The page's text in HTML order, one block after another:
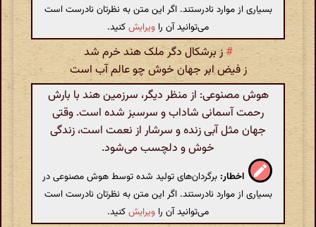
بسیاری از موارد نادرستند. اگر این متن به نظرتان نادرست است
می‌توانید آن را ویرایشکنید.
# ز برشکال دگر ملک هند خرم شد
ز فیض ابر جهان خوش چو عالم آب است
هوش مصنوعی: از منظر دیگر، سرزمین هند با بارش
رحمت آسمانی شاداب و سرسبز شده است. وقتی
جهان مثل آبی زنده و سرشار از نعمت است، زندگی
خوش و دلچسب می‌شود.
اخطار: برگردان‌های تولید شده توسط هوش مصنوعی در
بسیاری از موارد نادرستند. اگر این متن به نظرتان نادرست است
می‌توانید آن را ویرایشکنید.